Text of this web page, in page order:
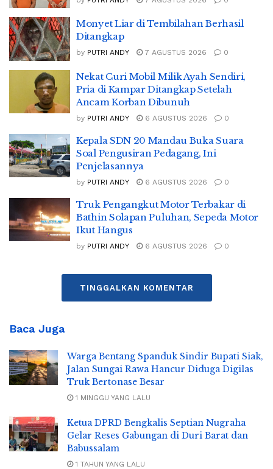
Monyet Liar di Tembilahan Berhasil
Ditangkap
by PUTRI ANDY 7 AGUSTUS 2026 0
Nekat Curi Mobil Milik Ayah Sendiri,
Pria di Kampar Ditangkap Setelah
Ancam Korban Dibunuh
by PUTRI ANDY 6 AGUSTUS 2026 0
Kepala SDN 20 Mandau Buka Suara
Soal Pengusiran Pedagang, Ini
Penjelasannya
by PUTRI ANDY 6 AGUSTUS 2026 0
Truk Pengangkut Motor Terbakar di
Bathin Solapan Puluhan, Sepeda Motor
Ikut Hangus
by PUTRI ANDY 6 AGUSTUS 2026 0
TINGGALKAN KOMENTAR
Baca Juga
Warga Bentang Spanduk Sindir Bupati Siak,
Jalan Sungai Rawa Hancur Diduga Digilas
Truk Bertonase Besar
1 MINGGU YANG LALU
Ketua DPRD Bengkalis Septian Nugraha
Gelar Reses Gabungan di Duri Barat dan
Babussalam
1 TAHUN YANG LALU